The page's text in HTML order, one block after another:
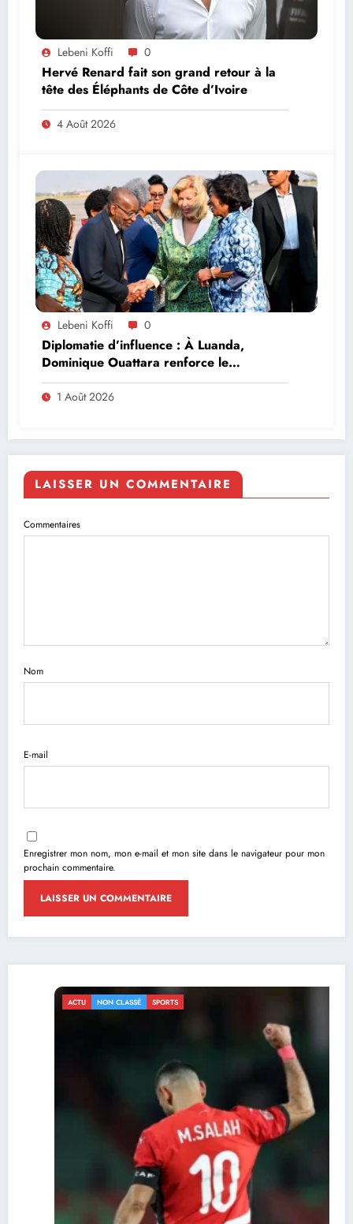
Lebeni Koffi 0
Hervé Renard fait son grand retour à la
tête des Éléphants de Côte d’Ivoire
4 Août 2026
Lebeni Koffi 0
Diplomatie d’influence : À Luanda,
Dominique Ouattara renforce le
leadership solidaire de la Côte d’Ivoire en
Afrique
1 Août 2026
LAISSER UN COMMENTAIRE
Commentaires
Nom
E-mail
Enregistrer mon nom, mon e-mail et mon site dans le navigateur pour mon
prochain commentaire.
NON CLASSÉ SPORTS